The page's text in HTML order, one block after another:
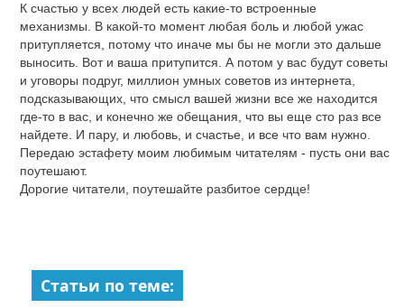
К счастью у всех людей есть какие-то встроенные
механизмы. В какой-то момент любая боль и любой ужас
притупляется, потому что иначе мы бы не могли это дальше
выносить. Вот и ваша притупится. А потом у вас будут советы
и уговоры подруг, миллион умных советов из интернета,
подсказывающих, что смысл вашей жизни все же находится
где-то в вас, и конечно же обещания, что вы еще сто раз все
найдете. И пару, и любовь, и счастье, и все что вам нужно.
Передаю эстафету моим любимым читателям - пусть они вас
поутешают.
Дорогие читатели, поутешайте разбитое сердце!
Статьи по теме: